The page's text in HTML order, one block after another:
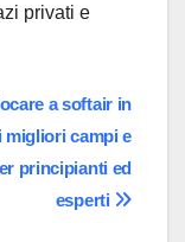
privati e
a softair in
migliori campi e
principianti ed
esperti